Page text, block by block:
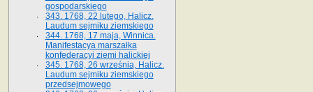
gospodarskiego
343. 1768, 22 lutego, Halicz.
Laudum sejmiku ziemskiego
344. 1768, 17 maja, Winnica.
Manifestacya marszałka
konfederacyi ziemi halickiej
345. 1768, 26 września, Halicz.
Laudum sejmiku ziemskiego
przedsejmowego